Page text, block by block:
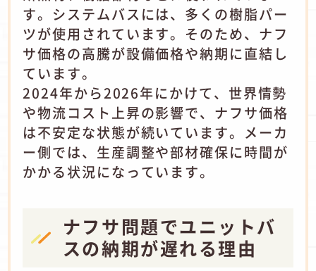
す。システムバスには、多くの樹脂パー
ツが使用されています。そのため、ナフ
サ価格の高騰が設備価格や納期に直結し
ています。
2024年から2026年にかけて、世界情勢
や物流コスト上昇の影響で、ナフサ価格
は不安定な状態が続いています。メーカ
ー側では、生産調整や部材確保に時間が
かかる状況になっています。
ナフサ問題でユニットバ
スの納期が遅れる理由